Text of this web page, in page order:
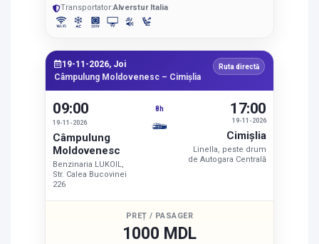
Transportator:Alverstur Italia
19-11-2026, Joi
Câmpulung Moldovenesc – Cimişlia
Ruta directă
09:00
19-11-2026
Câmpulung
Moldovenesc
Benzinaria LUKOIL,
Str. Calea Bucovinei
226
8h
19-11-2026
17:00
Cimişlia
Linella, peste drum
de Autogara Centrală
PREȚ / PASAGER
1000 MDL